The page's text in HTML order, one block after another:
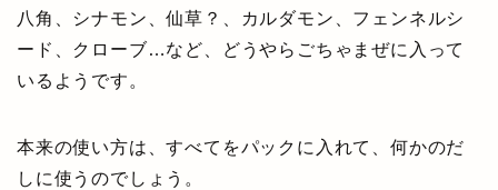
八角、シナモン、仙草？、カルダモン、フェンネルシ
ード、クローブ…など、どうやらごちゃまぜに入って
いるようです。
本来の使い方は、すべてをパックに入れて、何かのだ
しに使うのでしょう。